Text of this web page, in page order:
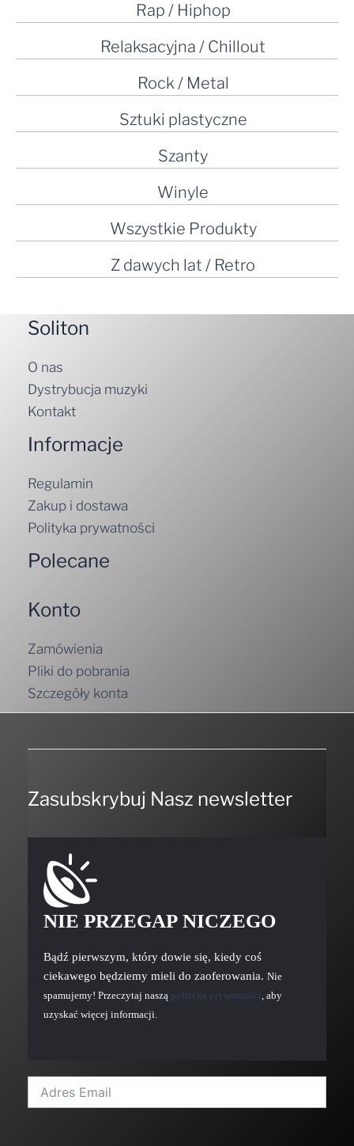
Rap / Hiphop
Relaksacyjna / Chillout
Rock / Metal
Sztuki plastyczne
Szanty
Winyle
Wszystkie Produkty
Z dawych lat / Retro
Soliton
O nas
Dystrybucja muzyki
Kontakt
Informacje
Regulamin
Zakup i dostawa
Polityka prywatności
Polecane
Konto
Zamówienia
Pliki do pobrania
Szczegóły konta
Zasubskrybuj Nasz newsletter
NIE PRZEGAP NICZEGO
Bądź pierwszym, który dowie się, kiedy coś
ciekawego będziemy mieli do zaoferowania. Nie
spamujemy! Przeczytaj naszą politykę prywatności, aby
uzyskać więcej informacji.